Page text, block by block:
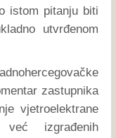
istom pitanju biti
utvrđenom
zastupnika
vjetroelektrane
već izgrađenih